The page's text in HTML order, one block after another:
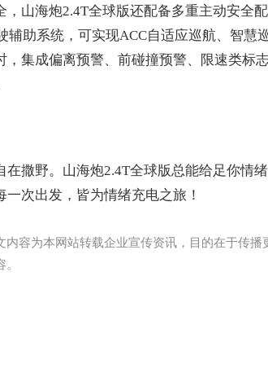
，山海炮2.4T全球版还配备多重主动安全
辅助系统，可实现ACC自适应巡航、智慧
，集成偏离预警、前碰撞预警、限速类标
在撒野。山海炮2.4T全球版总能给足你情
一次出发，皆为情绪充电之旅！
内容为本网站转载企业宣传资讯，目的在于传